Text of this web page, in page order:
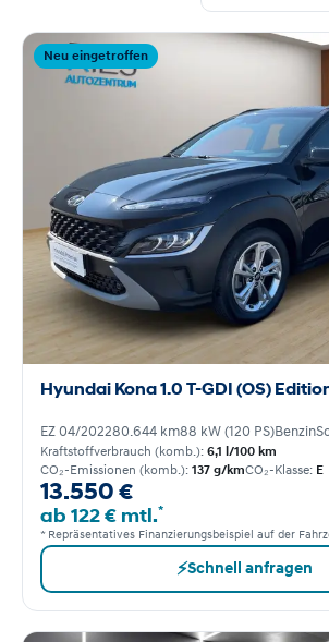
Suchergebnisse
Neu eingetroffen
Hyundai Kona 1.0 T-GDI (OS)
EZ 04/202280.644 km88 kW (120 PS)Benzin
Kraftstoffverbrauch (komb.): 6,1 l/100 km
CO₂-Emissionen (komb.): 137 g/kmCO₂-Klasse: E
13.550 €
ab 122 € mtl.*
* Repräsentatives Finanzierungsbeispiel auf der
⚡Schnell anfragen